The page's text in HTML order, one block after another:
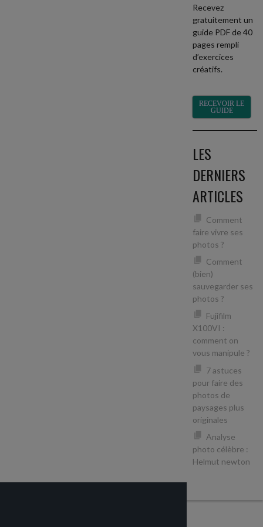
Recevez
gratuitement un
guide PDF de 40
pages rempli
d’exercices
créatifs.
RECEVOIR LE
GUIDE
LES
DERNIERS
ARTICLES
Comment
faire vivre ses
photos ?
Comment
(bien)
sauvegarder ses
photos ?
Fujifilm
X100VI :
comment on
vous manipule ?
7 astuces
pour faire des
photos de
paysages plus
originales
Analyse
photo célèbre :
Helmut newton